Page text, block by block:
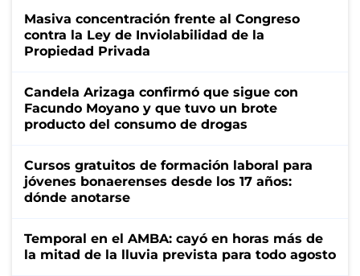
Masiva concentración frente al Congreso
contra la Ley de Inviolabilidad de la
Propiedad Privada
Candela Arizaga confirmó que sigue con
Facundo Moyano y que tuvo un brote
producto del consumo de drogas
Cursos gratuitos de formación laboral para
jóvenes bonaerenses desde los 17 años:
dónde anotarse
Temporal en el AMBA: cayó en horas más de
la mitad de la lluvia prevista para todo agosto